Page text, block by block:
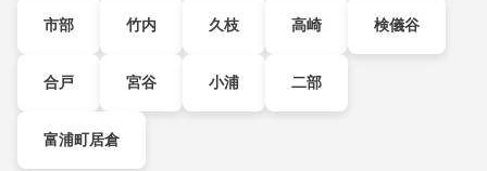
市部 竹内 久枝 高崎 検儀谷
合戸 宮谷 小浦 二部
富浦町居倉